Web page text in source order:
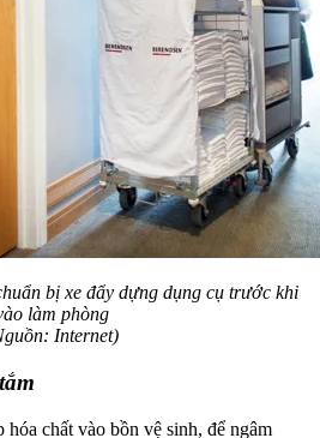
bị xe đẩy dựng dụng cụ trước khi
làm phòng
Internet)
chất vào bồn vệ sinh, để ngâm